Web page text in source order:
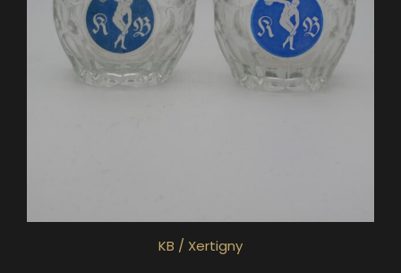
KB / Xertigny